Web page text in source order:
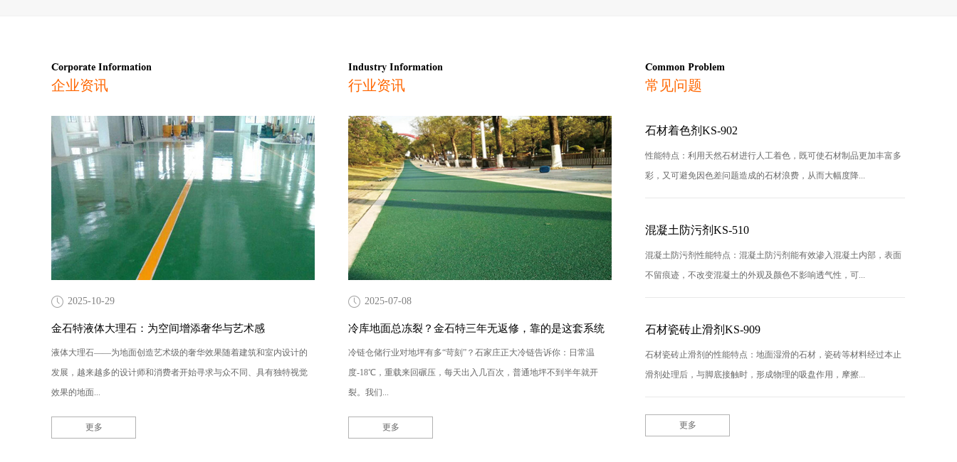
Corporate Information
企业资讯
2025-10-29
金石特液体大理石：为空间增添奢华与艺术感
液体大理石——为地面创造艺术级的奢华效果随着建筑和室内设计的
发展，越来越多的设计师和消费者开始寻求与众不同、具有独特视觉
效果的地面...
更多
Industry Information
行业资讯
2025-07-08
冷库地面总冻裂？金石特三年无返修，靠的是这套系统
冷链仓储行业对地坪有多“苛刻”？石家庄正大冷链告诉你：日常温
度-18℃，重载来回碾压，每天出入几百次，普通地坪不到半年就开
裂。我们...
更多
Common Problem
常见问题
石材着色剂KS-902
性能特点：利用天然石材进行人工着色，既可使石材制品更加丰富多
彩，又可避免因色差问题造成的石材浪费，从而大幅度降...
混凝土防污剂KS-510
混凝土防污剂性能特点：混凝土防污剂能有效渗入混凝土内部，表面
不留痕迹，不改变混凝土的外观及颜色不影响透气性，可...
石材瓷砖止滑剂KS-909
石材瓷砖止滑剂的性能特点：地面湿滑的石材，瓷砖等材料经过本止
滑剂处理后，与脚底接触时，形成物理的吸盘作用，摩擦...
更多